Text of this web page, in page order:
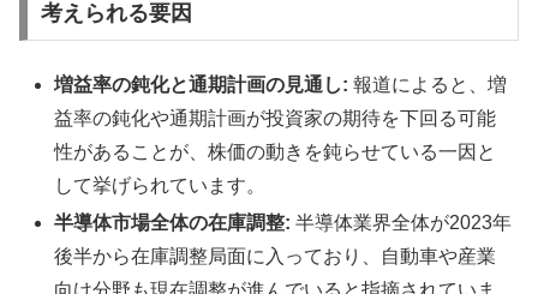
考えられる要因
増益率の鈍化と通期計画の見通し: 報道によると、増
益率の鈍化や通期計画が投資家の期待を下回る可能
性があることが、株価の動きを鈍らせている一因と
して挙げられています。
半導体市場全体の在庫調整: 半導体業界全体が2023年
後半から在庫調整局面に入っており、自動車や産業
向け分野も現在調整が進んでいると指摘されていま